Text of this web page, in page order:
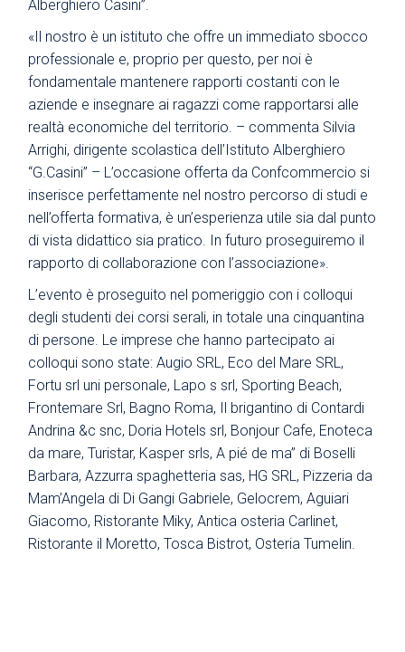
Alberghiero Casini”.
«Il nostro è un istituto che offre un immediato sbocco
professionale e, proprio per questo, per noi è
fondamentale mantenere rapporti costanti con le
aziende e insegnare ai ragazzi come rapportarsi alle
realtà economiche del territorio. – commenta Silvia
Arrighi, dirigente scolastica dell’Istituto Alberghiero
“G.Casini” – L’occasione offerta da Confcommercio si
inserisce perfettamente nel nostro percorso di studi e
nell’offerta formativa, è un’esperienza utile sia dal punto
di vista didattico sia pratico. In futuro proseguiremo il
rapporto di collaborazione con l’associazione».
L’evento è proseguito nel pomeriggio con i colloqui
degli studenti dei corsi serali, in totale una cinquantina
di persone. Le imprese che hanno partecipato ai
colloqui sono state: Augio SRL, Eco del Mare SRL,
Fortu srl uni personale, Lapo s srl, Sporting Beach,
Frontemare Srl, Bagno Roma, Il brigantino di Contardi
Andrina &c snc, Doria Hotels srl, Bonjour Cafe, Enoteca
da mare, Turistar, Kasper srls, A pié de ma” di Boselli
Barbara, Azzurra spaghetteria sas, HG SRL, Pizzeria da
Mam’Angela di Di Gangi Gabriele, Gelocrem, Aguiari
Giacomo, Ristorante Miky, Antica osteria Carlinet,
Ristorante il Moretto, Tosca Bistrot, Osteria Tumelin.